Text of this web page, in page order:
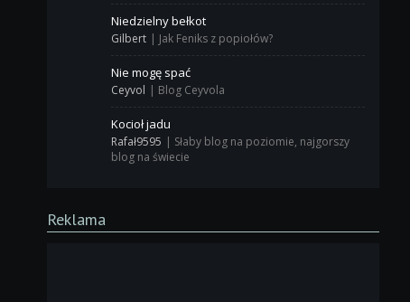
Niedzielny bełkot
Gilbert | Jak Feniks z popiołów?
Nie mogę spać
Ceyvol | Blog Ceyvola
Kocioł jadu
Rafał9595 | Słaby blog na poziomie, najgorszy
blog na świecie
Reklama